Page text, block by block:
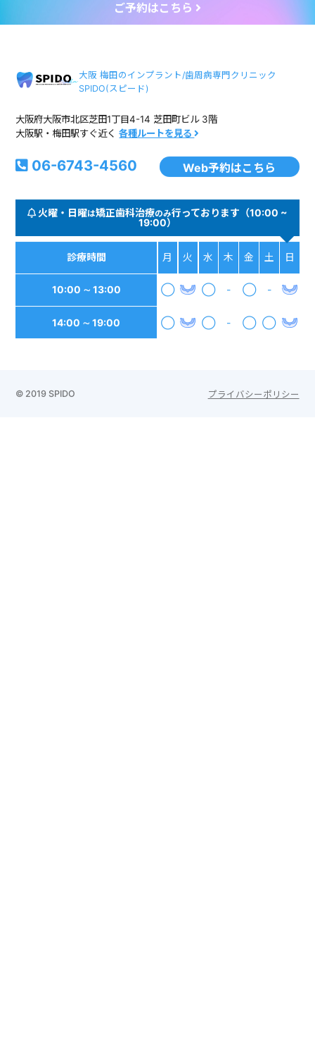
ご予約はこちら
大阪 梅田のインプラント/歯周病専門クリニック
SPIDO(スピード)
大阪府大阪市北区芝田1丁目4-14 芝田町ビル 3階
大阪駅・梅田駅すぐ近く各種ルートを見る
06-6743-4560 Web予約はこちら
火曜・日曜は矯正歯科治療のみ行っております（10:00 ~
19:00）
診療時間
10:00 ∼ 13:00
14:00 ∼ 19:00
月 火 水 木 金 土 日
◯ ◯ - ◯ -
◯ ◯ - ◯ ◯
© 2019 SPIDO プライバシーポリシー